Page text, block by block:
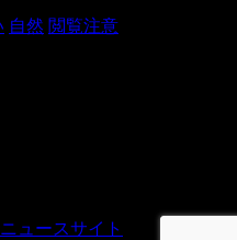
自然 閲覧注意
ュースサイト